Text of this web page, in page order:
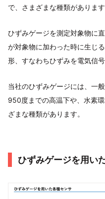
で、さまざまな種類があります
ひずみゲージを測定対象物に
が対象物に加わった時に生じ
形、すなわちひずみを電気信
当社のひずみゲージには、一
950度までの高温下や、水素
ざまな種類があります。
ひずみゲージを用い